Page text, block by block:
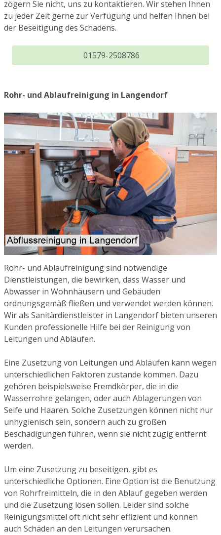
zögern Sie nicht, uns zu kontaktieren. Wir stehen Ihnen
zu jeder Zeit gerne zur Verfügung und helfen Ihnen bei
der Beseitigung des Schadens.
01579-2508786
Rohr- und Ablaufreinigung in Langendorf
Rohr- und Ablaufreinigung sind notwendige
Dienstleistungen, die bewirken, dass Wasser und
Abwasser in Wohnhäusern und Gebäuden
ordnungsgemäß fließen und verwendet werden können.
Wir als Sanitärdienstleister in Langendorf bieten unseren
Kunden professionelle Hilfe bei der Reinigung von
Leitungen und Abläufen.
Eine Zusetzung von Leitungen und Abläufen kann wegen
unterschiedlichen Faktoren zustande kommen. Dazu
gehören beispielsweise Fremdkörper, die in die
Wasserrohre gelangen, oder auch Ablagerungen von
Seife und Haaren. Solche Zusetzungen können nicht nur
unhygienisch sein, sondern auch zu großen
Beschädigungen führen, wenn sie nicht zügig entfernt
werden.
Um eine Zusetzung zu beseitigen, gibt es
unterschiedliche Optionen. Eine Option ist die Benutzung
von Rohrfreimitteln, die in den Ablauf gegeben werden
und die Zusetzung lösen sollen. Leider sind solche
Reinigungsmittel oft nicht sehr effizient und können
auch Schäden an den Leitungen verursachen.